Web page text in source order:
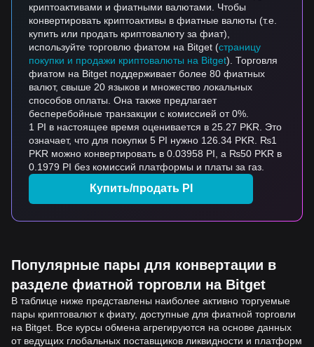
криптоактивами и фиатными валютами. Чтобы
конвертировать криптоактивы в фиатные валюты (т.е.
купить или продать криптовалюту за фиат),
используйте торговлю фиатом на Bitget (страницу
покупки и продажи криптовалюты на Bitget). Торговля
фиатом на Bitget поддерживает более 80 фиатных
валют, свыше 20 языков и множество локальных
способов оплаты. Она также предлагает
бесперебойные транзакции с комиссией от 0%.
1 PI в настоящее время оценивается в 25.27 PKR. Это
означает, что для покупки 5 PI нужно 126.34 PKR. ₨1
PKR можно конвертировать в 0.03958 PI, а ₨50 PKR в
0.1979 PI без комиссий платформы и платы за газ.
Купить/продать PI
Популярные пары для конвертации в
разделе фиатной торговли на Bitget
В таблице ниже представлены наиболее активно торгуемые
пары криптовалют к фиату, доступные для фиатной торговли
на Bitget. Все курсы обмена агрегируются на основе данных
от ведущих глобальных поставщиков ликвидности и платформ